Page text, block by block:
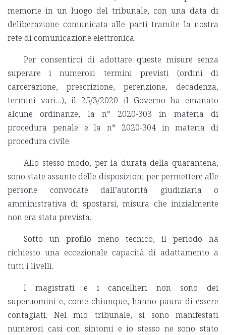
memorie in un luogo del tribunale, con una data di
deliberazione comunicata alle parti tramite la nostra
rete di comunicazione elettronica.
Per consentirci di adottare queste misure senza
superare i numerosi termini previsti (ordini di
carcerazione, prescrizione, perenzione, decadenza,
termini vari…), il 25/3/2020 il Governo ha emanato
alcune ordinanze, la n° 2020-303 in materia di
procedura penale e la n° 2020-304 in materia di
procedura civile.
Allo stesso modo, per la durata della quarantena,
sono state assunte delle disposizioni per permettere alle
persone convocate dall’autorità giudiziaria o
amministrativa di spostarsi, misura che inizialmente
non era stata prevista.
Sotto un profilo meno tecnico, il periodo ha
richiesto una eccezionale capacità di adattamento a
tutti i livelli.
I magistrati e i cancellieri non sono dei
superuomini e, come chiunque, hanno paura di essere
contagiati. Nel mio tribunale, si sono manifestati
numerosi casi con sintomi e io stesso ne sono stato